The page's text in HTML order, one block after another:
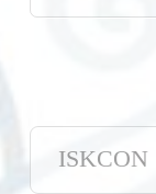
ISKCON